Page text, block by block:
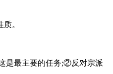
。
是最主要的任务;②反对宗派